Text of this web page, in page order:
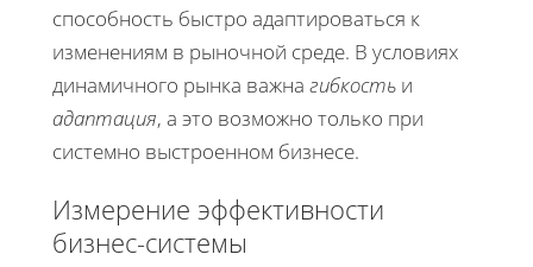
способность быстро адаптироваться к
изменениям в рыночной среде. В условиях
динамичного рынка важна гибкость и
адаптация, а это возможно только при
системно выстроенном бизнесе.
Измерение эффективности
бизнес-системы